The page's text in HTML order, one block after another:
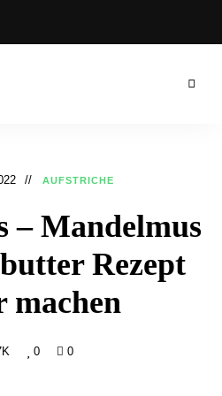
AUFSTRICHE
– Mandelmus
Rezept
machen
0 0